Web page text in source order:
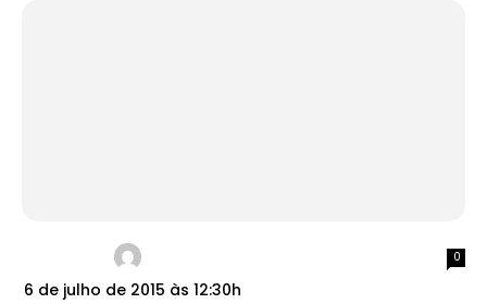
6 de julho de 2015 às 12:30h
0